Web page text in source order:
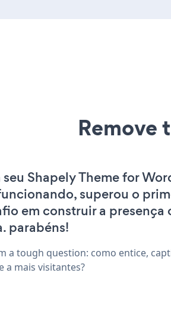
Remove
Shapely Theme for
superou o
em construir a presença
parabéns!
a tough question: como entice,
a mais visitantes?